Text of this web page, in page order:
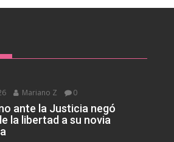
Mariano Z 0
ante la Justicia negó
la libertad a su novia